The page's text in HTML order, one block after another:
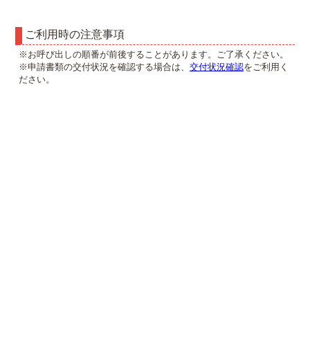
ご利用時の注意事項
※お呼び出しの順番が前後することがあります。ご了承ください。
※申請書類の交付状況を確認する場合は、 交付状況確認をご利用く
ださい。